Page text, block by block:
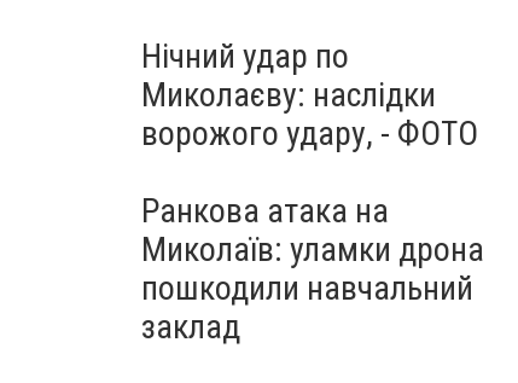
Нічний удар по
Миколаєву: наслідки
ворожого удару, - ФОТО
Ранкова атака на
Миколаїв: уламки дрона
пошкодили навчальний
заклад